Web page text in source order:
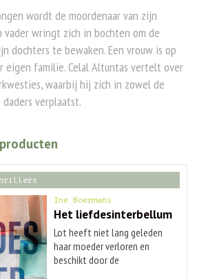
wordt de moordenaar van zijn
vader wringt zich in bochten om de
dochters te bewaken. Een vrouw is op
eigen familie. Celal Altuntas vertelt over
waarbij hij zich in zowel de
verplaatst.
Ine Boermans
Het liefdesinterbellum
Lot heeft niet lang geleden
haar moeder verloren en
beschikt door de